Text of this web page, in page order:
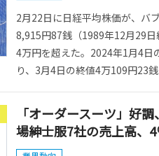
2月22日に日経平均株価が、バ
8,915円87銭（1989年12月29
4万円を超えた。2024年1月4日
り、3月4日の終値4万109円23
「オーダースーツ」好
場紳士服7社の売上高、